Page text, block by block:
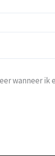
wanneer ik